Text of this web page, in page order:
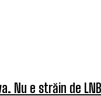
Nu e străin de